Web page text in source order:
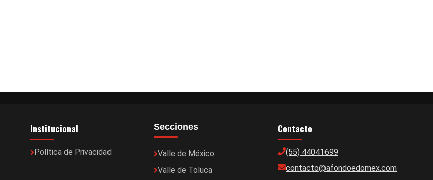
Institucional
Política de Privacidad
Secciones
Valle de México
Valle de Toluca
Contacto
(55) 44041699
contacto@afondoedomex.com